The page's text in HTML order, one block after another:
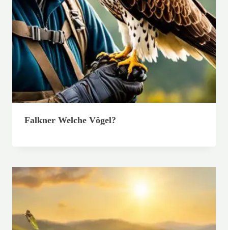
Falkner Welche Vögel?